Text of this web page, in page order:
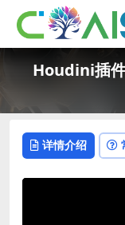
Houdini插
详情介绍